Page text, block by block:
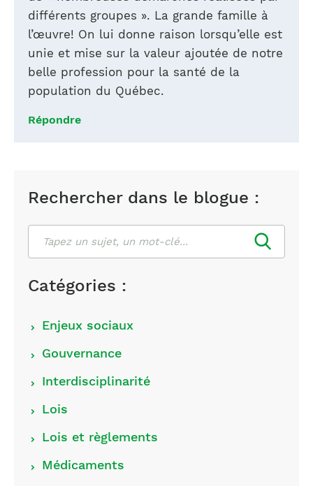
Rechercher dans le blogue :
Catégories :
Choisir
catégories
Enjeux sociaux
Gouvernance
Interdisciplinarité
Lois
Lois et règlements
Médicaments
différents groupes ». La grande famille à
l’œuvre! On lui donne raison lorsqu’elle est
unie et mise sur la valeur ajoutée de notre
belle profession pour la santé de la
population du Québec.
Répondre